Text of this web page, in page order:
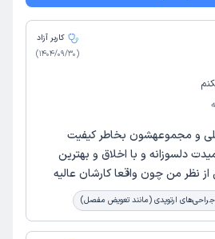
کاربر آزاد
(
1404/09/30
)
و مجموعهشون بخاطر کیفیت
دلسوزانه و با اخلاق و بهترین
نظر من چون واقعا کارشان عالیه
ارتوپدی (مانند تعویض مفصل)